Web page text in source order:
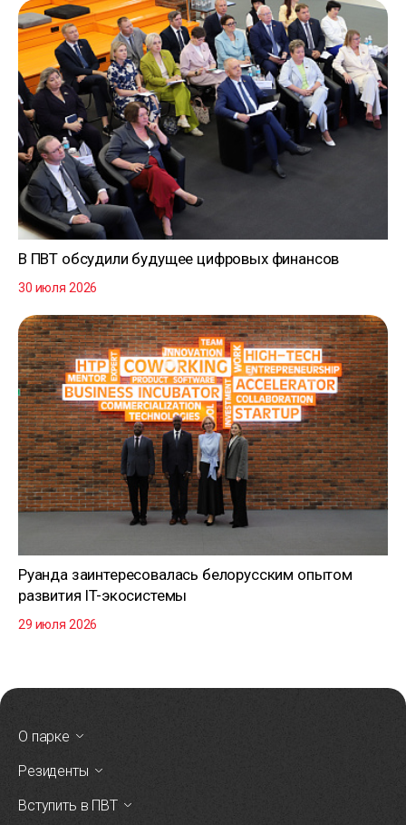
В ПВТ обсудили будущее цифровых финансов
30 июля 2026
Руанда заинтересовалась белорусским опытом
развития IT-экосистемы
29 июля 2026
О парке
Резиденты
Вступить в ПВТ